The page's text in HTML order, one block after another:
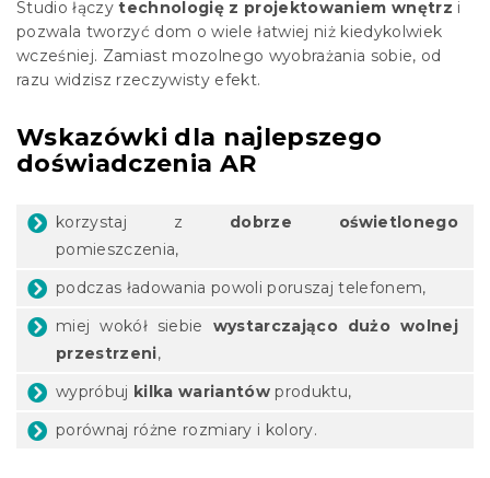
Studio łączytechnologię z projektowaniem wnętrz i
pozwala tworzyć dom o wiele łatwiej niż kiedykolwiek
wcześniej. Zamiast mozolnego wyobrażania sobie, od
razu widzisz rzeczywisty efekt.
Wskazówki dla najlepszego
doświadczenia AR
korzystaj z dobrze oświetlonego
pomieszczenia,
podczas ładowania powoli poruszaj telefonem,
miej wokół siebie wystarczająco dużo wolnej
przestrzeni,
wypróbuj kilka wariantów produktu,
porównaj różne rozmiary i kolory.